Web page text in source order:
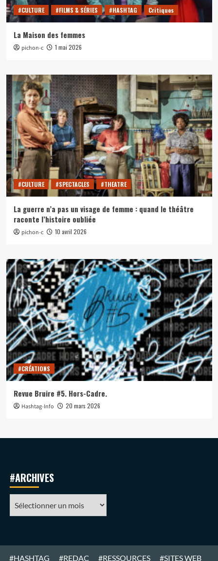
#CULTURE #FILMS & SÉRIES #HASHTAG Critiques
La Maison des femmes
pichon-c 1 mai 2026
#CULTURE #SPECTACLES #THEATRE
La guerre n’a pas un visage de femme : quand le théâtre
raconte l’histoire oubliée
pichon-c 10 avril 2026
#CRÉATIONS
Revue Bruire #5. Hors-Cadre.
Hashtag-Info 20 mars 2026
#ARCHIVES
#HASHTAG #REDAC #RESSOURCES #SITES WEB